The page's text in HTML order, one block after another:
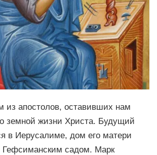
из апостолов, оставивших нам
земной жизни Христа. Будущий
в Иерусалиме, дом его матери
Гефсиманским садом. Марк